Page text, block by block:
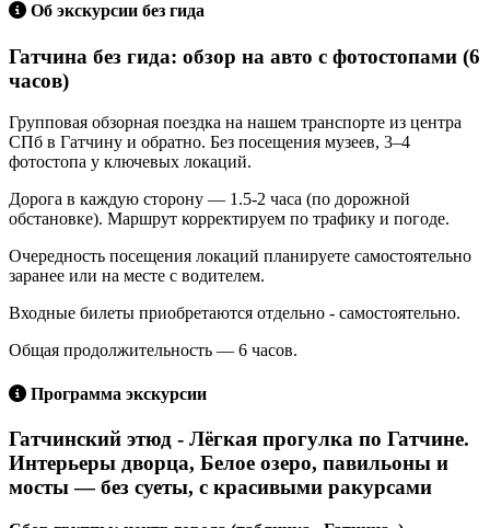
Об экскурсии без гида
Гатчина без гида: обзор на авто с фотостопами (6
часов)
Групповая обзорная поездка на нашем транспорте из центра
СПб в Гатчину и обратно. Без посещения музеев, 3–4
фотостопа у ключевых локаций.
Дорога в каждую сторону — 1.5-2 часа (по дорожной
обстановке). Маршрут корректируем по трафику и погоде.
Очередность посещения локаций планируете самостоятельно
заранее или на месте с водителем.
Входные билеты приобретаются отдельно - самостоятельно.
Общая продолжительность — 6 часов.
Программа экскурсии
Гатчинский этюд - Лёгкая прогулка по Гатчине.
Интерьеры дворца, Белое озеро, павильоны и
мосты — без суеты, с красивыми ракурсами